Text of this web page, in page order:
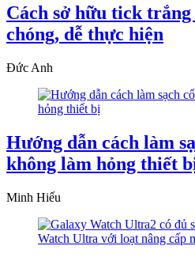
Cách sở hữu tick
chóng, dễ thực hiện
Đức Anh
Hướng dẫn cách làm
không làm hỏng thiết
Minh Hiếu